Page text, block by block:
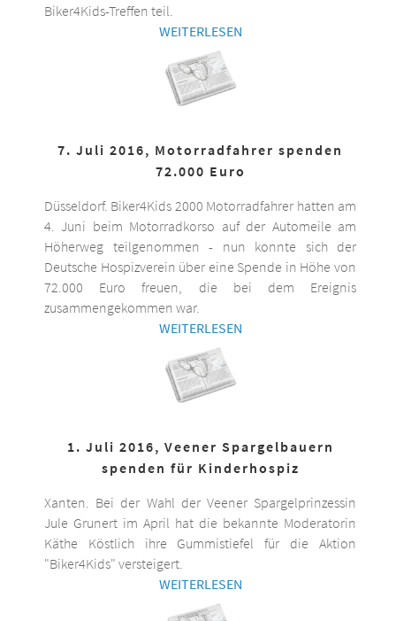
Biker4Kids-Treffen teil.
WEITERLESEN
7. Juli 2016, Motorradfahrer spenden
72.000 Euro
Düsseldorf. Biker4Kids 2000 Motorradfahrer hatten am
4. Juni beim Motorradkorso auf der Automeile am
Höherweg teilgenommen - nun konnte sich der
Deutsche Hospizverein über eine Spende in Höhe von
72.000 Euro freuen, die bei dem Ereignis
zusammengekommen war.
WEITERLESEN
1. Juli 2016, Veener Spargelbauern
spenden für Kinderhospiz
Xanten. Bei der Wahl der Veener Spargelprinzessin
Jule Grunert im April hat die bekannte Moderatorin
Käthe Köstlich ihre Gummistiefel für die Aktion
"Biker4Kids" versteigert.
WEITERLESEN